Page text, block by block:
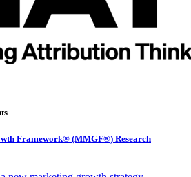
Framework® (MMGF®) Research